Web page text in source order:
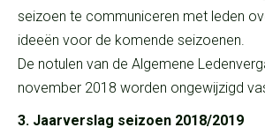
seizoen te communiceren met leden
ideeën voor de komende seizoenen.
De notulen van de Algemene
november 2018 worden ongewijzigd
3. Jaarverslag seizoen 2018/2019